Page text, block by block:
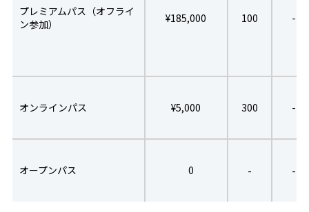
プレミアムパス（オフライ
ン参加）
¥185,000 100 -
オンラインパス ¥5,000 300 -
オープンパス 0 - -